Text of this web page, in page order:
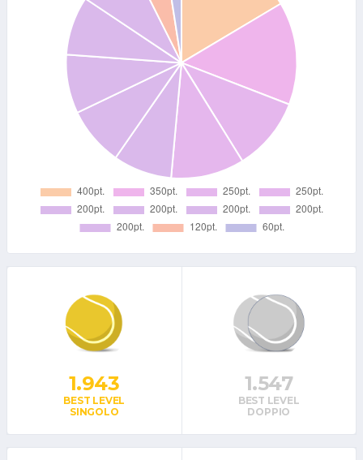
1.943
BEST LEVEL
SINGOLO
1.547
BEST LEVEL
DOPPIO